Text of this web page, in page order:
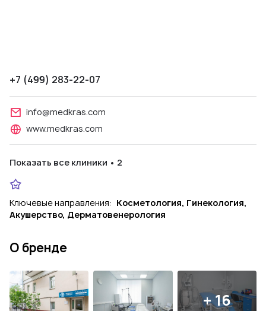
+7 (499) 283-22-07
info@medkras.com
www.medkras.com
Показать все клиники • 2
Ключевые направления: Косметология, Гинекология,
Акушерство, Дерматовенерология
О бренде
+ 16